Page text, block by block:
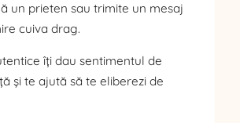
un prieten sau trimite un mesaj
cuiva drag.
îți dau sentimentul de
și te ajută să te eliberezi de